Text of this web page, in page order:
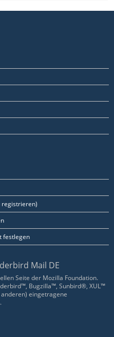
registrieren)
festlegen
Mail DE
Seite der Mozilla Foundation.
Bugzilla™, Sunbird®, XUL™
eingetragene